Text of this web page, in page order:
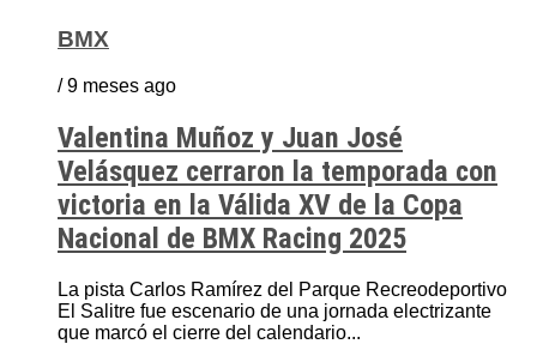
BMX
/ 9 meses ago
Valentina Muñoz y Juan José
Velásquez cerraron la temporada con
victoria en la Válida XV de la Copa
Nacional de BMX Racing 2025
La pista Carlos Ramírez del Parque Recreodeportivo
El Salitre fue escenario de una jornada electrizante
que marcó el cierre del calendario...